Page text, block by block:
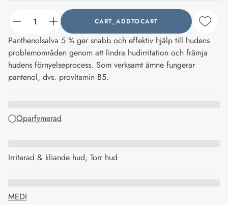
counter_current CART_ADDTOCART
Panthenolsalva 5 % ger snabb och effektiv hjälp till hudens
problemområden genom att lindra hudirritation och främja
hudens förnyelseprocess. Som verksamt ämne fungerar
pantenol, dvs. provitamin B5.
Oparfymerad
Irriterad & kliande hud, Torr hud
MEDI